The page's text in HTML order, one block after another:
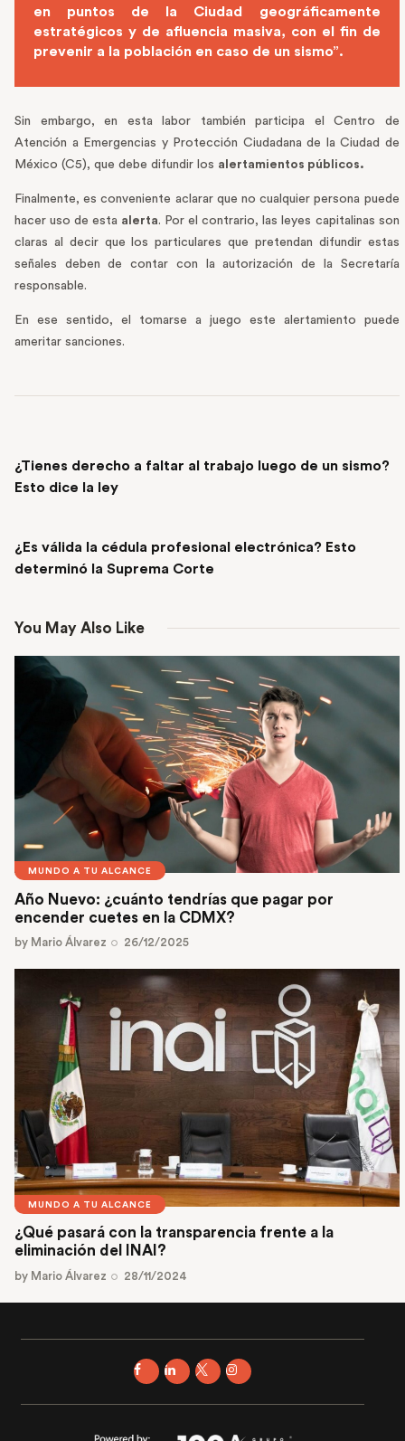
en puntos de la Ciudad geográficamente
estratégicos y de afluencia masiva, con el fin de
prevenir a la población en caso de un sismo”.
Sin embargo, en esta labor también participa el Centro de
Atención a Emergencias y Protección Ciudadana de la Ciudad de
México (C5), que debe difundir los alertamientos públicos.
Finalmente, es conveniente aclarar que no cualquier persona puede
hacer uso de esta alerta. Por el contrario, las leyes capitalinas son
claras al decir que los particulares que pretendan difundir estas
señales deben de contar con la autorización de la Secretaría
responsable.
En ese sentido, el tomarse a juego este alertamiento puede
ameritar sanciones.
¿Tienes derecho a faltar al trabajo luego de un sismo?
Esto dice la ley
¿Es válida la cédula profesional electrónica? Esto
determinó la Suprema Corte
You May Also Like
MUNDO A TU ALCANCE
Año Nuevo: ¿cuánto tendrías que pagar por
encender cuetes en la CDMX?
by Mario Álvarez 26/12/2025
MUNDO A TU ALCANCE
¿Qué pasará con la transparencia frente a la
eliminación del INAI?
by Mario Álvarez 28/11/2024